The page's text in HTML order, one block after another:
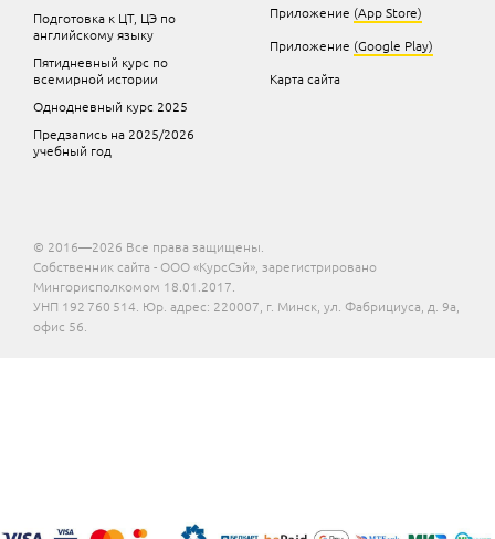
Подготовка к ЦТ, ЦЭ по
английскому языку
Пятидневный курс по
всемирной истории
Однодневный курс 2025
Предзапись на 2025/2026
учебный год
Приложение (App Store)
Приложение (Google Play)
Карта сайта
© 2016—2026 Все права защищены.
Собственник сайта - ООО «КурсСэй», зарегистрировано
Мингорисполкомом 18.01.2017.
УНП 192 760 514. Юр. адрес: 220007, г. Минск, ул. Фабрициуса, д. 9а,
офис 56.